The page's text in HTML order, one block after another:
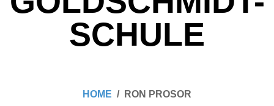
HOME RON PROSOR